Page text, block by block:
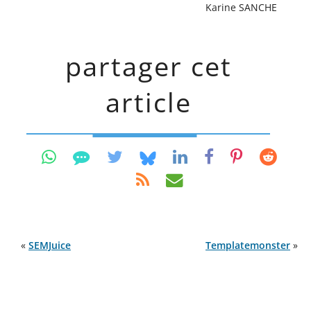
Karine SANCHE
partager cet
article
« SEMJuice Templatemonster »